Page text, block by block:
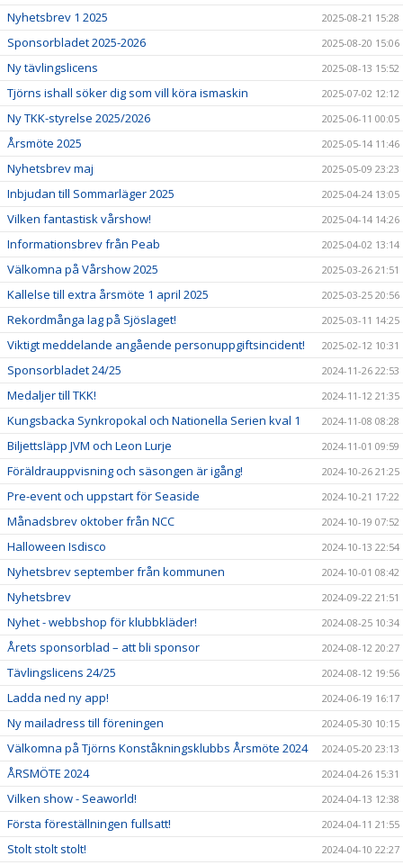
Nyhetsbrev 1 2025 2025-08-21 15:28
Sponsorbladet 2025-2026 2025-08-20 15:06
Ny tävlingslicens 2025-08-13 15:52
Tjörns ishall söker dig som vill köra ismaskin 2025-07-02 12:12
Ny TKK-styrelse 2025/2026 2025-06-11 00:05
Årsmöte 2025 2025-05-14 11:46
Nyhetsbrev maj 2025-05-09 23:23
Inbjudan till Sommarläger 2025 2025-04-24 13:05
Vilken fantastisk vårshow! 2025-04-14 14:26
Informationsbrev från Peab 2025-04-02 13:14
Välkomna på Vårshow 2025 2025-03-26 21:51
Kallelse till extra årsmöte 1 april 2025 2025-03-25 20:56
Rekordmånga lag på Sjöslaget! 2025-03-11 14:25
Viktigt meddelande angående personuppgiftsincident! 2025-02-12 10:31
Sponsorbladet 24/25 2024-11-26 22:53
Medaljer till TKK! 2024-11-12 21:35
Kungsbacka Synkropokal och Nationella Serien kval 1 2024-11-08 08:28
Biljettsläpp JVM och Leon Lurje 2024-11-01 09:59
Föräldrauppvisning och säsongen är igång! 2024-10-26 21:25
Pre-event och uppstart för Seaside 2024-10-21 17:22
Månadsbrev oktober från NCC 2024-10-19 07:52
Halloween Isdisco 2024-10-13 22:54
Nyhetsbrev september från kommunen 2024-10-01 08:42
Nyhetsbrev 2024-09-22 21:51
Nyhet - webbshop för klubbkläder! 2024-08-25 10:34
Årets sponsorblad – att bli sponsor 2024-08-12 20:27
Tävlingslicens 24/25 2024-08-12 19:56
Ladda ned ny app! 2024-06-19 16:17
Ny mailadress till föreningen 2024-05-30 10:15
Välkomna på Tjörns Konståkningsklubbs Årsmöte 2024 2024-05-20 23:13
ÅRSMÖTE 2024 2024-04-26 15:31
Vilken show - Seaworld! 2024-04-13 12:38
Första föreställningen fullsatt! 2024-04-11 21:55
Stolt stolt stolt! 2024-04-10 22:27